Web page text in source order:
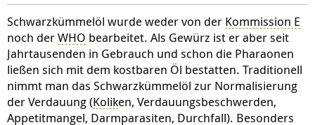
Schwarzkümmelöl wurde weder von der Kommission E
noch derWHO bearbeitet. Als Gewürz ist er aber seit
Jahrtausenden in Gebrauch und schon die Pharaonen
ließen sich mit dem kostbaren Öl bestatten. Traditionell
nimmt man das Schwarzkümmelöl zur Normalisierung
der Verdauung (Koliken, Verdauungsbeschwerden,
Appetitmangel, Darmparasiten, Durchfall). Besonders